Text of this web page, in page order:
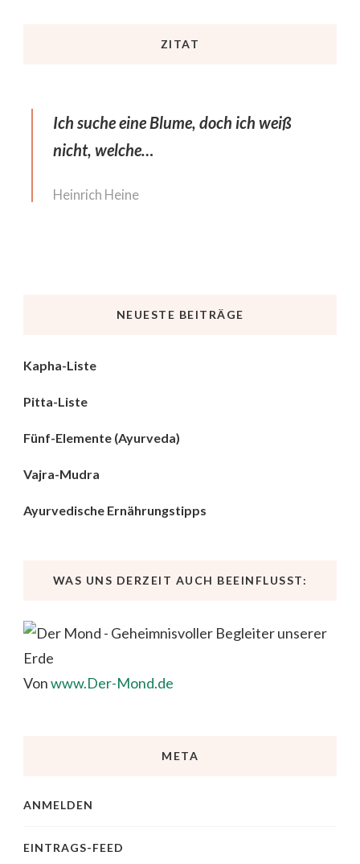
ZITAT
Ich suche eine Blume, doch ich weiß
nicht, welche…
Heinrich Heine
NEUESTE BEITRÄGE
Kapha-Liste
Pitta-Liste
Fünf-Elemente (Ayurveda)
Vajra-Mudra
Ayurvedische Ernährungstipps
WAS UNS DERZEIT AUCH BEEINFLUSST:
Vonwww.Der-Mond.de
META
ANMELDEN
EINTRAGS-FEED